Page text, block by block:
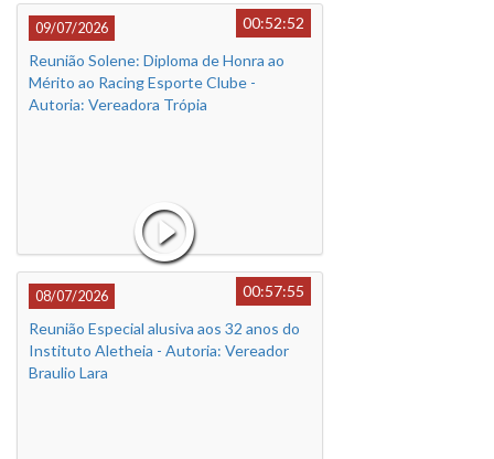
09/07/2026
00:52:52
Reunião Solene: Diploma de Honra ao
Mérito ao Racing Esporte Clube -
Autoria: Vereadora Trópia
08/07/2026
00:57:55
Reunião Especial alusiva aos 32 anos do
Instituto Aletheia - Autoria: Vereador
Braulio Lara